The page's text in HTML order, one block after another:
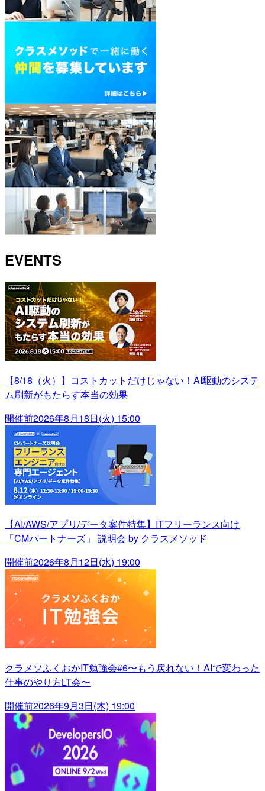
EVENTS
【8/18（火）】コストカットだけじゃない！AI駆動のシステ
ム刷新がもたらす本当の効果
開催前2026年8月18日(火) 15:00
【AI/AWS/アプリ/データ案件特集】ITフリーランス向け
「CMパートナーズ」 説明会 by クラスメソッド
開催前2026年8月12日(水) 19:00
クラメソふくおかIT勉強会#6〜もう戻れない！AIで変わった
仕事のやり方LT会〜
開催前2026年9月3日(木) 19:00